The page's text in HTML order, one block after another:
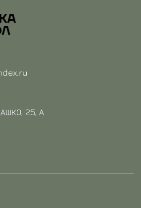
25, А